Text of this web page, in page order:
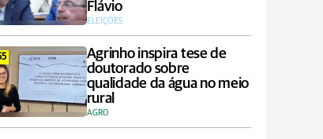
Flávio
ELEIÇÕES
Agrinho inspira tese de
doutorado sobre
qualidade da água no meio
rural
AGRO